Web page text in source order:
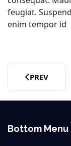
feugiat.
enim tempor id
PREVIOUS
PREV
Bottom Menu